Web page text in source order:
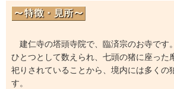
建仁寺の塔頭寺院で、臨済宗のお寺です
ひとつとして数えられ、七頭の猪に座った
祀りされていることから、境内には多くの
す。